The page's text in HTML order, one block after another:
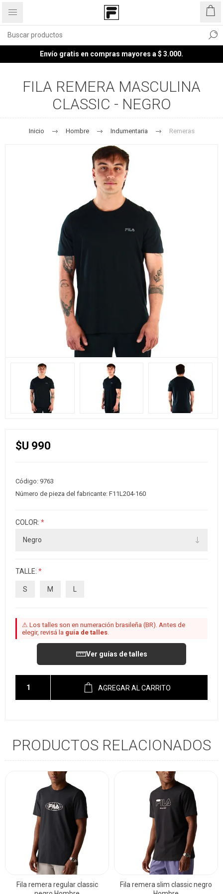
Envío gratis en compras mayores a $ 3.000.
FILA REMERA MASCULINA
CLASSIC - NEGRO
Inicio Hombre Indumentaria Remeras
$U 990
Código: 9763
Número de pieza del fabricante: F11L204-160
COLOR: *
TALLE: *
S M L
⚠ Los talles son en numeración brasileña (BR). Antes de
elegir, revisá la guía de talles
Ver guías de talles
AGREGAR AL CARRITO
PRODUCTOS RELACIONADOS
Fila remera regular classic
Fila remera slim classic negro